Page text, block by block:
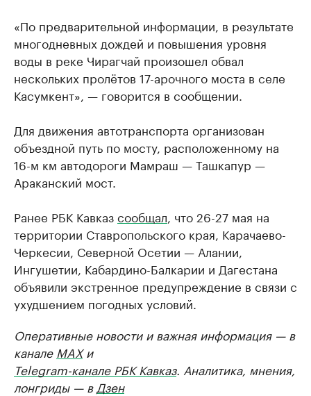
«По предварительной информации, в результате
многодневных дождей и повышения уровня
воды в реке Чирагчай произошел обвал
нескольких пролётов 17-арочного моста в селе
Касумкент», — говорится в сообщении.
Для движения автотранспорта организован
объездной путь по мосту, расположенному на
16-м км автодороги Мамраш — Ташкапур —
Араканский мост.
Ранее РБК Кавказсообщал , что 26-27 мая на
территории Ставропольского края, Карачаево-
Черкесии, Северной Осетии — Алании,
Ингушетии, Кабардино-Балкарии и Дагестана
объявили экстренное предупреждение в связи с
ухудшением погодных условий.
Оперативные новости и важная информация — в
канале MAXи
Telegram-канале РБК Кавказ. Аналитика, мнения,
лонгриды — в Дзен